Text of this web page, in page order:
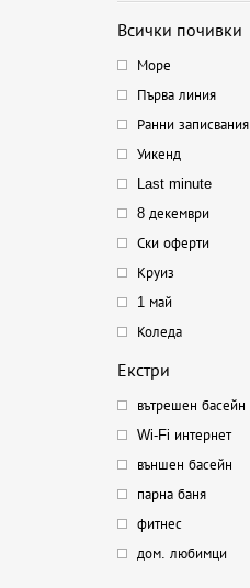
Всички почивки
Море
Първа линия
Ранни записвания
Уикенд
Last minute
8 декември
Ски оферти
Круиз
1 май
Коледа
Екстри
вътрешен басейн
Wi-Fi интернет
външен басейн
парна баня
фитнес
дом. любимци